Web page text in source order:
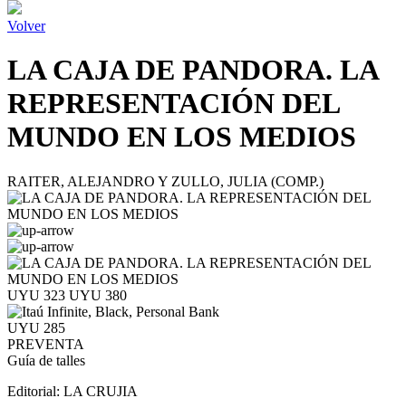
Volver
LA CAJA DE PANDORA. LA
REPRESENTACIÓN DEL
MUNDO EN LOS MEDIOS
RAITER, ALEJANDRO Y ZULLO, JULIA (COMP.)
UYU 323 UYU 380
UYU 285
PREVENTA
Guía de talles
Editorial: LA CRUJIA